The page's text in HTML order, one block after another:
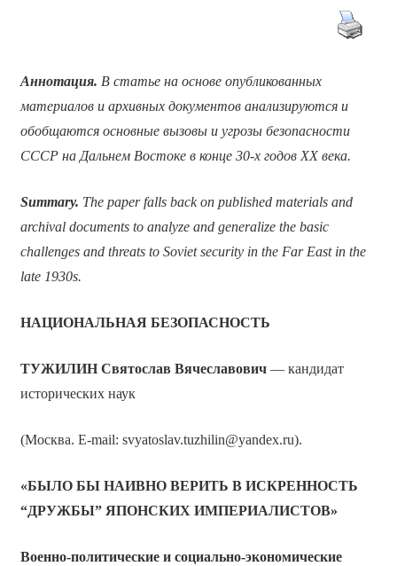
Аннотация. В статье на основе опубликованных
материалов и архивных документов анализируются и
обобщаются основные вызовы и угрозы безопасности
СССР на Дальнем Востоке в конце 30-х годов ХХ века.
Summary. The paper falls back on published materials and
archival documents to analyze and generalize the basic
challenges and threats to Soviet security in the Far East in the
late 1930s.
НАЦИОНАЛЬНАЯ БЕЗОПАСНОСТЬ
ТУЖИЛИН Святослав Вячеславович— кандидат
исторических наук
(Москва. Е-mail: svyatoslav.tuzhilin@yandex.ru).
«БЫЛО БЫ НАИВНО ВЕРИТЬ В ИСКРЕННОСТЬ
“ДРУЖБЫ” ЯПОНСКИХ ИМПЕРИАЛИСТОВ»
Военно-политические и социально-экономические